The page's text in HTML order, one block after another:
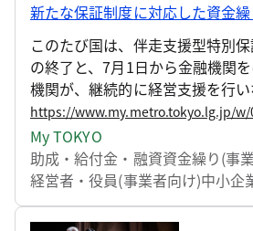
新たな保証制度に対応した資金
このたび国は、伴走支援型特別
の終了と、7月1日から金融機関
機関が、継続的に経営支援を行
支援する信用保証制度の創設を
My TOKYO
助成・給付金・融資資金繰り(事
経営者・役員(事業者向け)中小企